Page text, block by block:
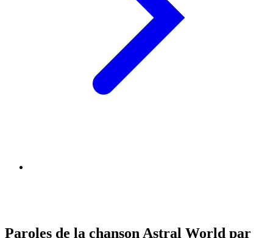
Paroles de la chanson Astral World par